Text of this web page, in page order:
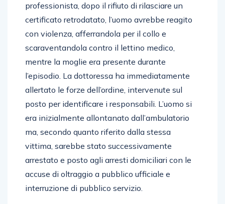
professionista, dopo il rifiuto di rilasciare un
certificato retrodatato, l’uomo avrebbe reagito
con violenza, afferrandola per il collo e
scaraventandola contro il lettino medico,
mentre la moglie era presente durante
l’episodio. La dottoressa ha immediatamente
allertato le forze dell’ordine, intervenute sul
posto per identificare i responsabili. L’uomo si
era inizialmente allontanato dall’ambulatorio
ma, secondo quanto riferito dalla stessa
vittima, sarebbe stato successivamente
arrestato e posto agli arresti domiciliari con le
accuse di oltraggio a pubblico ufficiale e
interruzione di pubblico servizio.